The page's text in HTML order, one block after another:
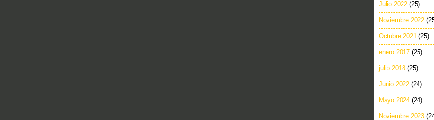
Julio 2022 (25)
Noviembre 2022
Octubre 2021 (25)
enero 2017 (25)
julio 2018 (25)
Junio 2022 (24)
Mayo 2024 (24)
Noviembre 2023